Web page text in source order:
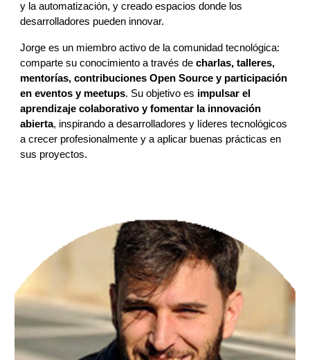
y la automatización, y creado espacios donde los
desarrolladores pueden innovar.
Jorge es un miembro activo de la comunidad tecnológica:
comparte su conocimiento a través decharlas, talleres,
mentorías, contribuciones Open Source y participación
en eventos y meetups. Su objetivo es impulsar el
aprendizaje colaborativo y fomentar la innovación
abierta, inspirando a desarrolladores y líderes tecnológicos
a crecer profesionalmente y a aplicar buenas prácticas en
sus proyectos.